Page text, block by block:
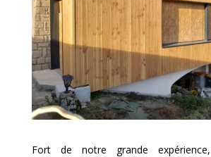
Fort de notre grande